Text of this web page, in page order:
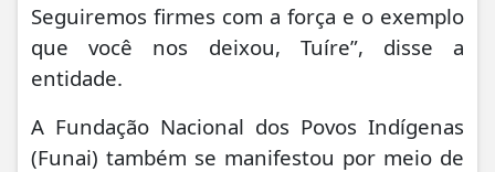
Seguiremos firmes com a força e o exemplo
que você nos deixou, Tuíre”, disse a
entidade.
A Fundação Nacional dos Povos Indígenas
(Funai) também se manifestou por meio de